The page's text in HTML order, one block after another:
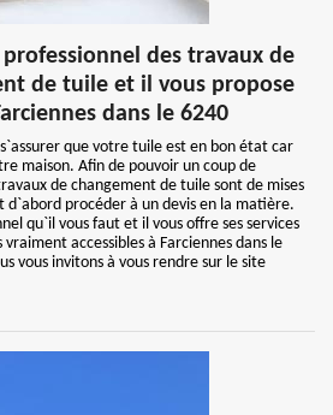
des travaux de
de tuile et il vous propose
dans le 6240
que votre tuile est en bon état car
maison. Afin de pouvoir un coup de
de changement de tuile sont de mises
d`abord procéder à un devis en la matière.
qu`il vous faut et il vous offre ses services
accessibles à Farciennes dans le
vous invitons à vous rendre sur le site